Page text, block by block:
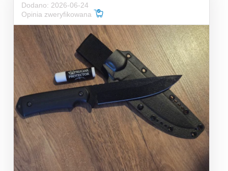
Dodano: 2026-06-24
Opinia zweryfikowana